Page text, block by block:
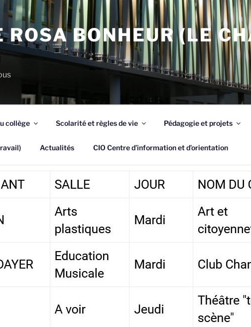
ROSA BONHEUR (LE
collège Scolarité et règles de vie Pédagogie et projets
Actualités CIO Centre d’information et d’orientation